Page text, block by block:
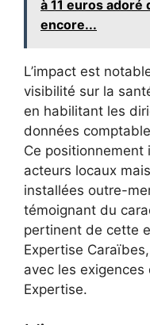
à 11 euros adoré
encore...
L’impact est
visibilité sur la
en habilitant les
données
Ce positionnement
acteurs locaux
installées outre-
témoignant du
pertinent de cette
Expertise
avec les exigences
Expertise.